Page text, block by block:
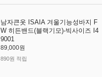
남자큰옷 ISAIA 겨울기능성바지 F
W 히든밴드(블랙기모)-빅사이즈 I4
9001
89,000원
890원 적립